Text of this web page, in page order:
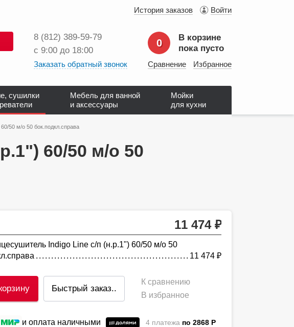
История заказов Войти
Поиск
8 (812) 389‑59‑79
с 9:00 до 18:00
Заказать обратный звонок
0
В корзине
пока пусто
Сравнение Избранное
сушилки
Мебель для ванной
и аксессуары
Мойки
для кухни
50 м/о 50 бок.подкл.справа
60/50 м/о 50
11 474
Indigo Line с/п (н.р.1") 60/50 м/о 50
11 474
Быстрый заказ..
К сравнению
В избранное
и оплата наличными 4 платежа по 2868 P